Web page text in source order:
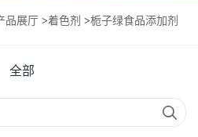
品展厅 >着色剂 >栀子绿食品添加剂
全部